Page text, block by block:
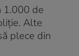
1.000 de
Alte
plece din